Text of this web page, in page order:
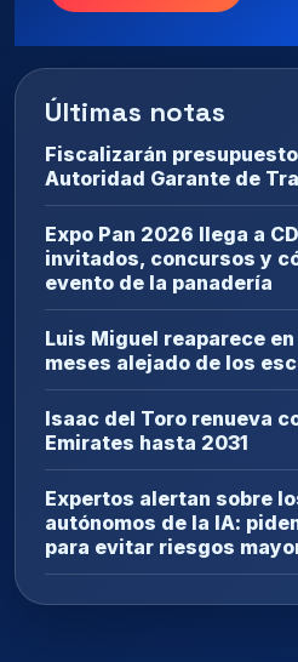
Últimas notas
Fiscalizarán
Autoridad Garante de
Expo Pan 2026 llega a
invitados, concursos y
evento de la panadería
Luis Miguel reaparece
meses alejado de los
Isaac del Toro renueva
Emirates hasta 2031
Expertos alertan sobre
autónomos de la IA:
para evitar riesgos